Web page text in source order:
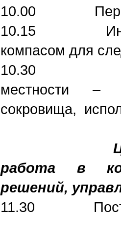
10.00
10.15
компасом для
10.30
местности –
сокровища,
Цель:
работа в
решений,
11.30